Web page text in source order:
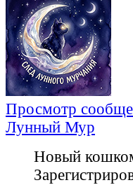
Просмотр
Лунный Мур
Новый